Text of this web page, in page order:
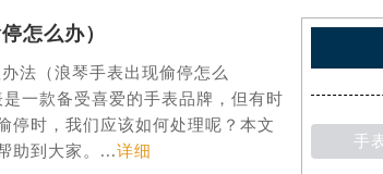
预约）
层1706室（需提前预约）
）
）
前预约）
怎么办）
法（浪琴手表出现偷停怎么
一款备受喜爱的手表品牌，但有时
停时，我们应该如何处理呢？本文
助到大家。...详细
手